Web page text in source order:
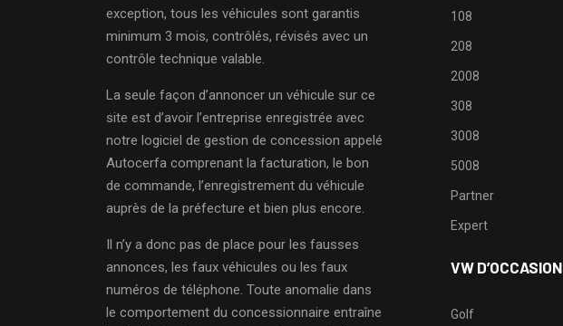
exception, tous les véhicules sont garantis
minimum 3 mois, contrôlés, révisés avec un
contrôle technique valable.
La seule façon d’annoncer un véhicule sur ce
site est d’avoir l’entreprise enregistrée avec
notre logiciel de gestion de concession appelé
Autocerfa comprenant la facturation, le bon
de commande, l’enregistrement du véhicule
auprès de la préfecture et bien plus encore.
Il n’y a donc pas de place pour les fausses
annonces, les faux véhicules ou les faux
numéros de téléphone. Toute anomalie dans
le comportement du concessionnaire entraîne
108
208
2008
308
3008
5008
Partner
Expert
VW D’OCCASION
Golf